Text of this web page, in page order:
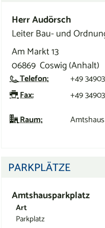
HerrAudörsch
Leiter Bau- und
Am Markt 13
06869 Coswig (Anhalt)
Telefon:
+49
Fax:
+49
Raum:
Amtshaus
PARKPLÄTZE
Amtshausparkplatz
Art
Parkplatz